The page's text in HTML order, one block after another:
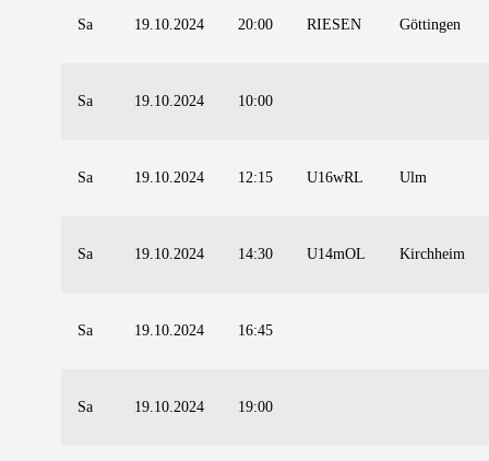
Sa 19.10.2024 20:00 RIESEN Göttingen
Sa 19.10.2024 10:00
Sa 19.10.2024 12:15 U16wRL Ulm
Sa 19.10.2024 14:30 U14mOL Kirchheim
Sa 19.10.2024 16:45
Sa 19.10.2024 19:00